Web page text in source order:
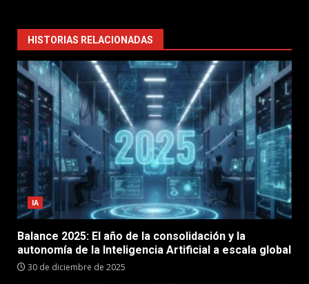
HISTORIAS RELACIONADAS
IA
Balance 2025: El año de la consolidación y la
autonomía de la Inteligencia Artificial a escala global
30 de diciembre de 2025